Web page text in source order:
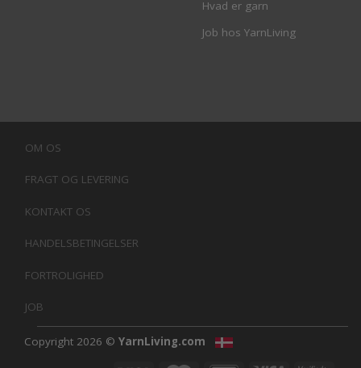
Hvad er garn
Job hos YarnLiving
OM OS
FRAGT OG LEVERING
KONTAKT OS
HANDELSBETINGELSER
FORTROLIGHED
JOB
Copyright 2026 © YarnLiving.com